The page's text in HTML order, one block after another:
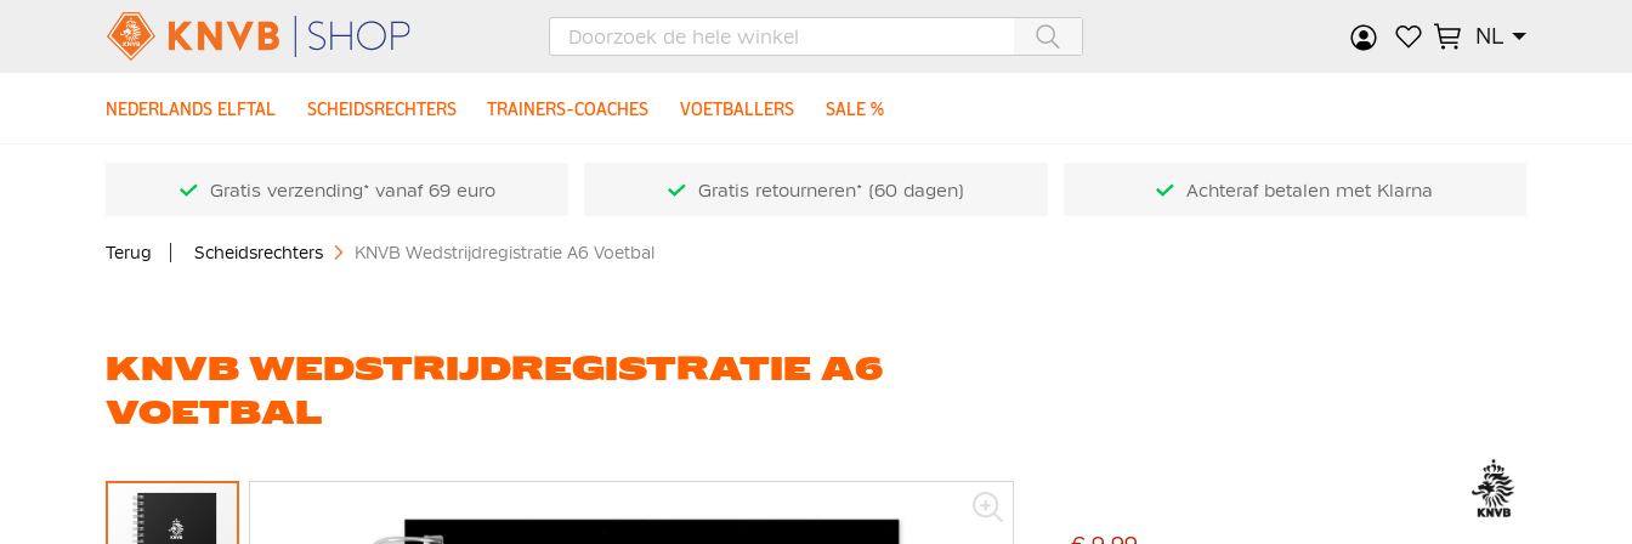
NL
NEDERLANDS ELFTAL SCHEIDSRECHTERS TRAINERS-COACHES VOETBALLERS SALE %
Gratis verzending* vanaf 69 euro Gratis retourneren* (60 dagen) Achteraf betalen met Klarna
Terug Scheidsrechters KNVB Wedstrijdregistratie A6 Voetbal
KNVB WEDSTRIJDREGISTRATIE A6
VOETBAL
Ga